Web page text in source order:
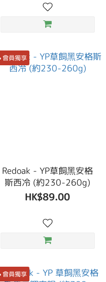
會員獨享
Redoak - YP草飼黑安格
斯西冷 (約230-260g)
HK$89.00
會員獨享